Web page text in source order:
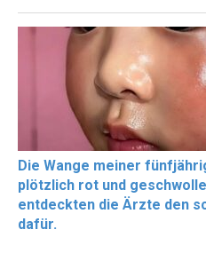
Die Wange meiner
plötzlich rot und
entdeckten die Ärzte den
dafür.